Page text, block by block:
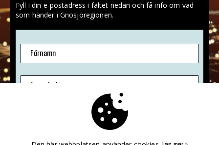
Fyll i din e-postadress i fältet nedan och få info om vad
som händer i Gnosjöregionen.
Förnamn
E-postadress
Jag godkänner att mina uppgifter sparas.